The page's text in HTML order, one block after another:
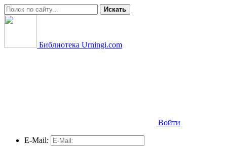
Искать
Библиотека Urningi.com
Войти
E-Mail: